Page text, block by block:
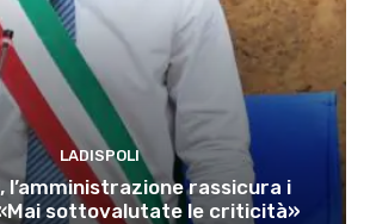
LADISPOLI
l’amministrazione rassicura i
sottovalutate le criticità»